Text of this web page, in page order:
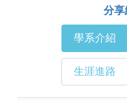
分享
學系介紹
生涯進路